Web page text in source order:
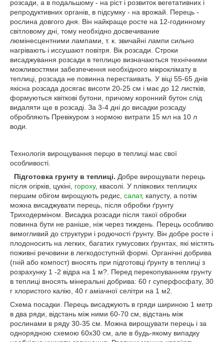
розсади, а в подальшому - на ріст і розвиток вегетативних і
репродуктивних органів, в підсумку - на врожай. Перець -
рослина довгого дня. Він найкраще росте на 12-годинному
світловому дні, тому необхідно досвечивание
люмінесцентними лампами, т. к. звичайні лампи сильно
нагрівають і иссушают повітря. Вік розсади. Строки
висаджування розсади в теплицю визначаються технічними
можливостями забезпечення необхідного мікроклімату в
теплиці, розсада не повинна перестаивать. У віці 55-65 днів
якісна розсада досягає висоти 20-25 см і має до 12 листків,
формуються квіткові бутони, причому коронний бутон слід
видаляти ще в розсаді. За 3-4 дні до висадки розсаду
обробляють Превікуром з нормою витрати 15 мл на 10 л
води.
Технологія вирощування перцю в теплиці має свої
особливості.
Підготовка грунту в теплиці. Добре вирощувати перець
після огірків, цукіні, гороху, квасолі. У плівкових теплицях
першим обігом вирощують редис, салат, капусту, а потім
можна висаджувати перець, після обробки ґрунту
Триходерміном. Висадка розсади після такої обробки
повинна бути не раніше, ніж через тиждень. Перець особливо
вимогливий до структури і родючості ґрунту. Він добре росте і
плодоносить на легких, багатих гумусових ґрунтах, які містять
поживні речовини в легкодоступній формі. Органічні добрива
(гній або компост) вносять при підготовці ґрунту в теплиці з
розрахунку 1 -2 відра на 1 м?. Перед перекопуванням грунту
в теплиці вносять мінеральні добрива: 60 г суперфосфату, 30
г хлористого калію, 40 г аміачної селітри на 1 м2.
Схема посадки. Перець висаджують в гряди шириною 1 метр
в два ряди, відстань між ними 60-70 см, відстань між
рослинами в ряду 30-35 см. Можна вирощувати перець і за
однорядною схемою 60x30 см, але в будь-якому випадку